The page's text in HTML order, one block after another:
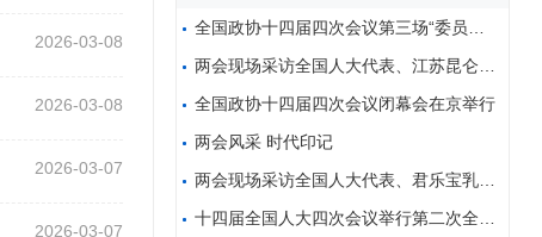
2026-03-08
2026-03-08
2026-03-07
2026-03-07
全国政协十四届四次会议第三场“委员通道”集体采访活
两会现场采访全国人大代表、江苏昆仑互联新能源集团有
全国政协十四届四次会议闭幕会在京举行
两会风采 时代印记
两会现场采访全国人大代表、君乐宝乳业集团党委书记、
十四届全国人大四次会议举行第二次全体会议